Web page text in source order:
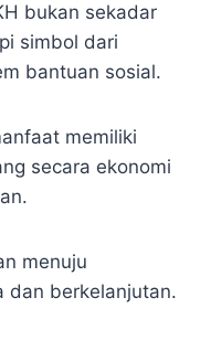
bukan sekadar
simbol dari
bantuan sosial.
memiliki
secara ekonomi
menuju
dan berkelanjutan.